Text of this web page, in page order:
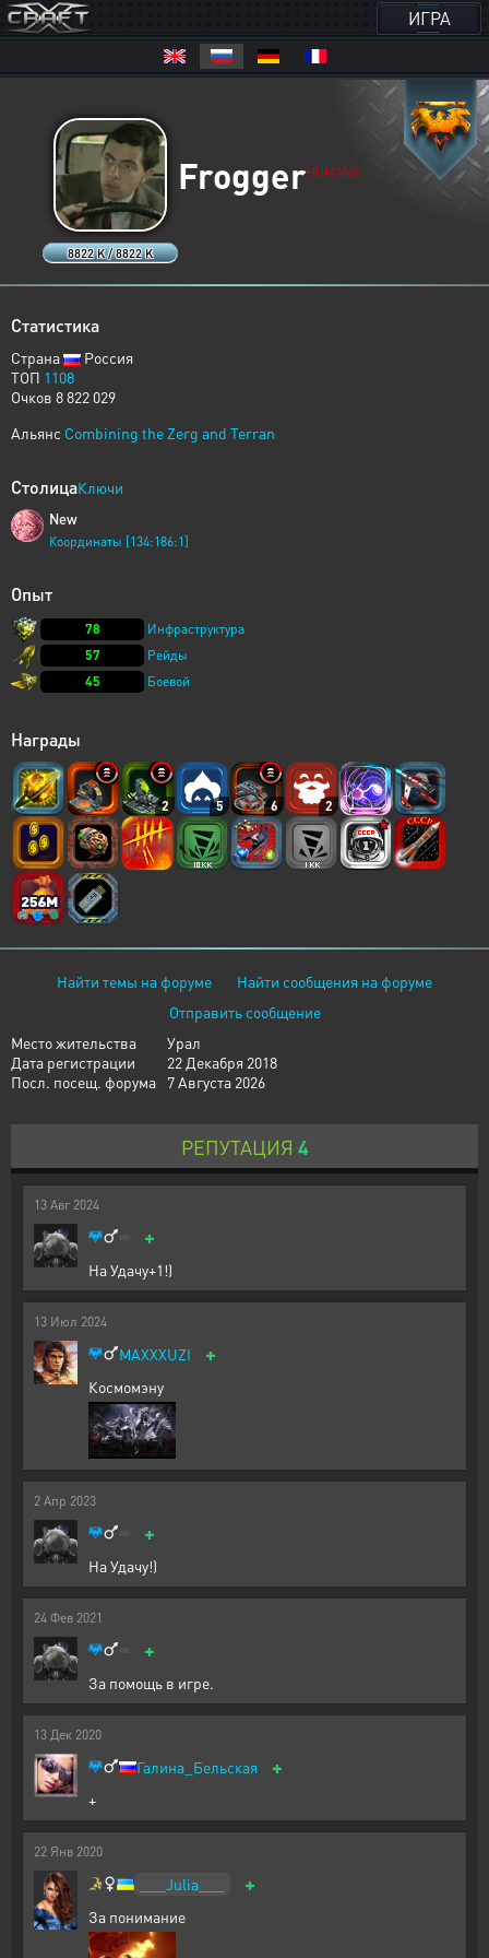
ИГРА
8822 K / 8822 K
FroggerHUMANS
Статистика
Страна
Россия
ТОП 1108
Очков 8 822 029
Альянс Combining the Zerg and Terran
СтолицаКлючи
New
Координаты [134:186:1]
Опыт
78
Инфраструктура
57
Рейды
45
Боевой
Награды
2 5 6 2
Найти темы на форуме
Найти сообщения на форуме
Отправить сообщение
Место жительства
Урал
Дата регистрации
22 Декабря 2018
Посл. посещ. форума
7 Августа 2026
РЕПУТАЦИЯ 4
13 Авг 2024
+
На Удачу+1!)
13 Июл 2024
MAXXXUZI +
Космомэну
2 Апр 2023
+
На Удачу!)
24 Фев 2021
+
За помощь в игре.
13 Дек 2020
Галина_Бельская +
+
22 Янв 2020
___Julia___ +
За понимание